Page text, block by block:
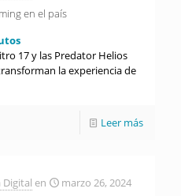
en el país
17 y las Predator Helios
la experiencia de
Leer más
en
marzo 26, 2024